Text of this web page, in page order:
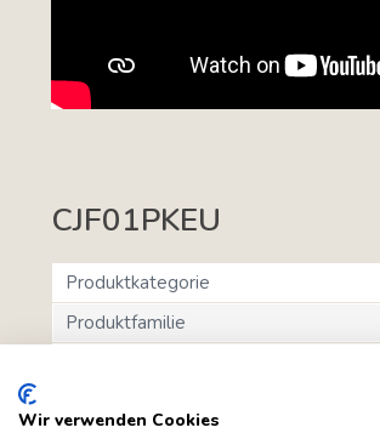
CJF01PKEU
Produktkategorie
Produktfamilie
Wir verwenden Cookies